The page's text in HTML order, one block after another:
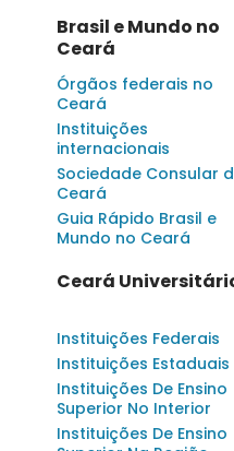
Brasil e Mundo no
Ceará
Órgãos federais no
Ceará
Instituições
internacionais
Sociedade Consular
Ceará
Guia Rápido Brasil e
Mundo no Ceará
Ceará
Instituições Federais
Instituições Estaduais
Instituições De Ensino
Superior No Interior
Instituições De Ensino